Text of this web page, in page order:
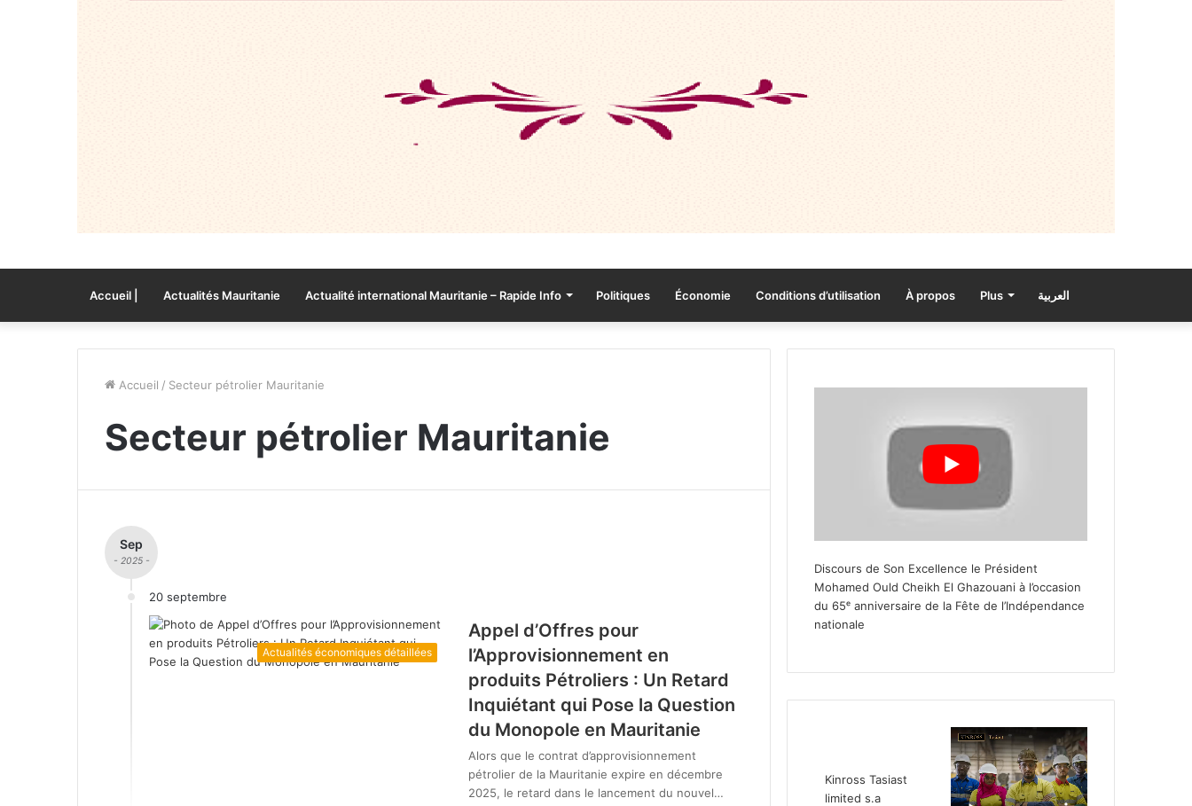
Accueil | Actualités Mauritanie Actualité international Mauritanie – Rapide Info Politiques Économie Conditions d’utilisation À propos Plus العربية
Accueil / Secteur pétrolier Mauritanie
Secteur pétrolier Mauritanie
Sep
- 2025 -
20 septembre
Actualités économiques détaillées
Appel d’Offres pour
l’Approvisionnement en
produits Pétroliers : Un Retard
Inquiétant qui Pose la Question
du Monopole en Mauritanie
Alors que le contrat d’approvisionnement
pétrolier de la Mauritanie expire en décembre
2025, le retard dans le lancement du nouvel…
Discours de Son Excellence le Président
Mohamed Ould Cheikh El Ghazouani à l’occasion
du 65ᵉ anniversaire de la Fête de l’Indépendance
nationale
Kinross Tasiast
limited s.a